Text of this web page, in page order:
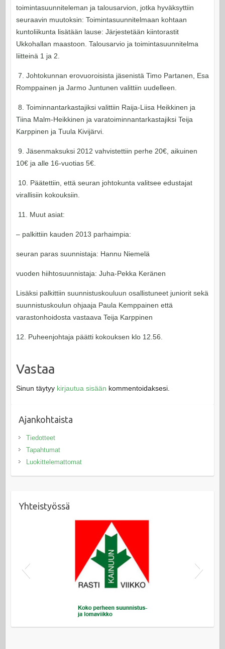
toimintasuunniteleman ja talousarvion, jotka hyväksyttiin
seuraavin muutoksin: Toimintasuunnitelmaan kohtaan
kuntoliikunta lisätään lause: Järjestetään kiintorastit
Ukkohallan maastoon. Talousarvio ja toimintasuunnitelma
liitteinä 1 ja 2.
7. Johtokunnan erovuoroisista jäsenistä Timo Partanen, Esa
Romppainen ja Jarmo Juntunen valittiin uudelleen.
8. Toiminnantarkastajiksi valittiin Raija-Liisa Heikkinen ja
Tiina Malm-Heikkinen ja varatoiminnantarkastajiksi Teija
Karppinen ja Tuula Kivijärvi.
9. Jäsenmaksuksi 2012 vahvistettiin perhe 20€, aikuinen
10€ ja alle 16-vuotias 5€.
10. Päätettiin, että seuran johtokunta valitsee edustajat
virallisiin kokouksiin.
11. Muut asiat:
– palkittiin kauden 2013 parhaimpia:
seuran paras suunnistaja: Hannu Niemelä
vuoden hiihtosuunnistaja: Juha-Pekka Keränen
Lisäksi palkittiin suunnistuskouluun osallistuneet juniorit sekä
suunnistuskoulun ohjaaja Paula Kemppainen että
varastonhoidosta vastaava Teija Karppinen
12. Puheenjohtaja päätti kokouksen klo 12.56.
Vastaa
Sinun täytyy kirjautua sisään kommentoidaksesi.
Ajankohtaista
Tiedotteet
Tapahtumat
Luokittelemattomat
Yhteistyössä
Kainuun Rastiviikko